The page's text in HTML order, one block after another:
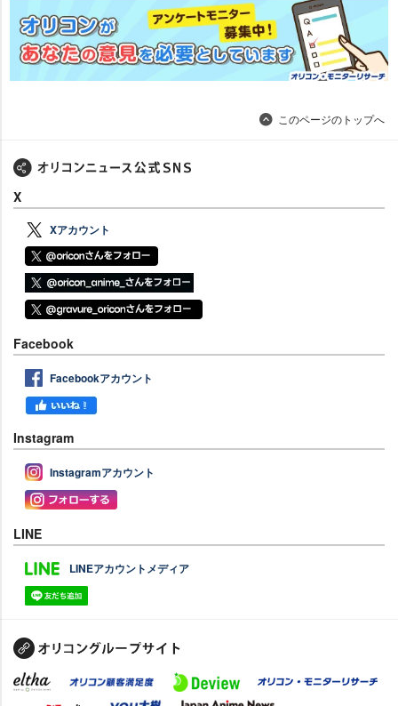
このページのトップへ
X
Xアカウント
Facebook
Facebookアカウント
Instagram
Instagramアカウント
LINE
LINEアカウントメディア